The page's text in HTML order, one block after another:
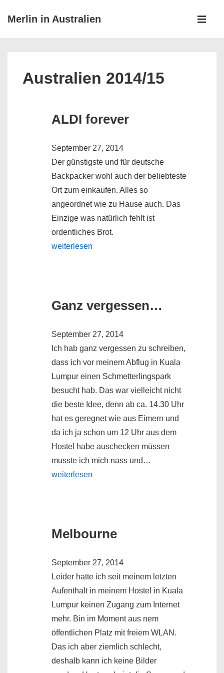
ZumMerlin in Australien
Australien 2014/15
ALDI forever
September 27, 2014
Der günstigste und für deutsche
Backpacker wohl auch der beliebteste
Ort zum einkaufen. Alles so
angeordnet wie zu Hause auch. Das
Einzige was natürlich fehlt ist
ordentliches Brot.
weiterlesen
Ganz vergessen…
September 27, 2014
Ich hab ganz vergessen zu schreiben,
dass ich vor meinem Abflug in Kuala
Lumpur einen Schmetterlingspark
besucht hab. Das war vielleicht nicht
die beste Idee, denn ab ca. 14.30 Uhr
hat es geregnet wie aus Eimern und
da ich ja schon um 12 Uhr aus dem
Hostel habe auschecken müssen
musste ich mich nass und…
weiterlesen
Melbourne
September 27, 2014
Leider hatte ich seit meinem letzten
Aufenthalt in meinem Hostel in Kuala
Lumpur keinen Zugang zum Internet
mehr. Bin im Moment aus nem
öffentlichen Platz mit freiem WLAN.
Das ich aber ziemlich schlecht,
deshalb kann ich keine Bilder